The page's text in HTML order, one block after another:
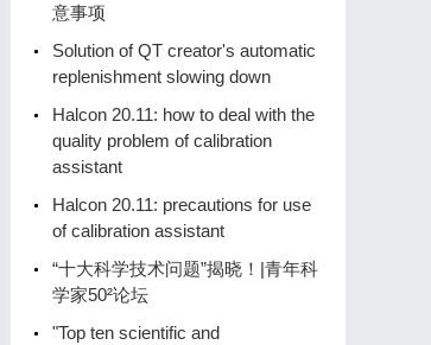
意事项
Solution of QT creator's automatic
replenishment slowing down
Halcon 20.11: how to deal with the
quality problem of calibration
assistant
Halcon 20.11: precautions for use
of calibration assistant
“十大科学技术问题”揭晓！|青年科
学家50²论坛
"Top ten scientific and